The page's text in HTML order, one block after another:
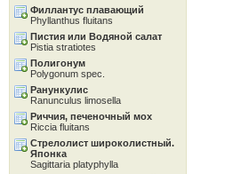
Филлантус плавающий
Phyllanthus fluitans
Пистия или Водяной салат
Pistia stratiotes
Полигонум
Polygonum spec.
Ранункулис
Ranunculus limosella
Риччия, печеночный мох
Riccia fluitans
Стрелолист широколистный.
Японка
Sagittaria platyphylla